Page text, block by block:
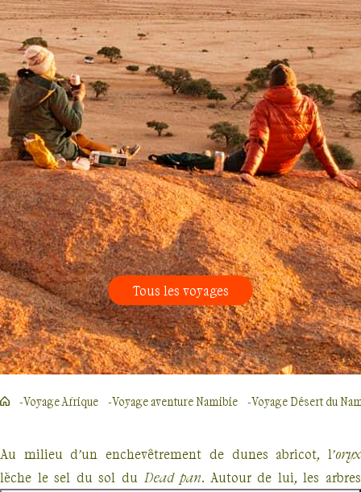
Tous les voyages
Voyage Afrique Voyage aventure Namibie Voyage Désert du
Au milieu d’un enchevêtrement de dunes abricot, l’oryx
lèche le sel du sol du Dead pan. Autour de lui, les arbres